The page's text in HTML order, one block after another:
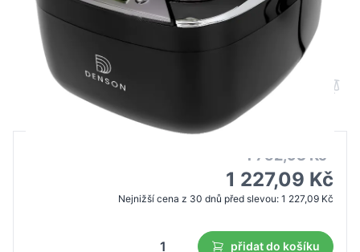
Ultrazvuková čistička ACD-7920 0,85 l
55W černá
B2B cena Maloobchodní cena
1 752,93 Kč
1 227,09 Kč
Nejnižší cena z 30 dnů před slevou: 1 227,09 Kč
přidat do košíku